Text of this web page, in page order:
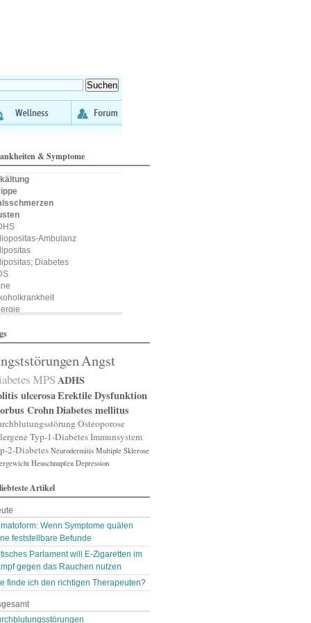
& Symptome
Ambulanz
Diabetes
Schnupfen
Stoffe
oder Lungenent …
Angst
MPSADHS
ulcerosaErektile Dysfunktion
CrohnDiabetes mellitus
Osteoporose
Typ-1-DiabetesImmunsystem
2-Diabetes Neurodermitis Multiple Sklerose
Heuschnupfen Depression
Artikel
Wenn Symptome quälen
feststellbare Befunde
Parlament will E-Zigaretten im
gegen das Rauchen nutzen
finde ich den richtigen Therapeuten?